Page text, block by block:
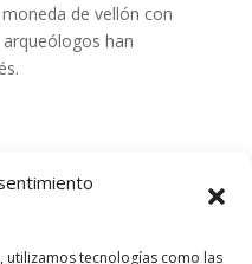
utilizamos tecnologías como las
de vellón con
han